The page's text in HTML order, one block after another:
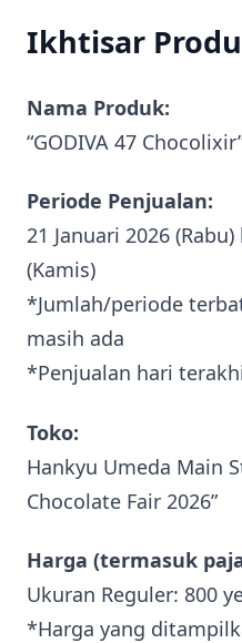
Ikhtisar
Nama Produk:
“GODIVA 47
Periode Penjualan:
21 Januari 2026
(Kamis)
*Jumlah/periode
masih ada
*Penjualan hari
Toko:
Hankyu Umeda Main
Chocolate Fair 2026”
Harga (termasuk
Ukuran Reguler: 800
*Harga yang